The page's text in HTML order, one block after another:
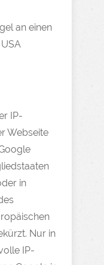
an einen
IP-
Webseite
in
Nur in
IP-